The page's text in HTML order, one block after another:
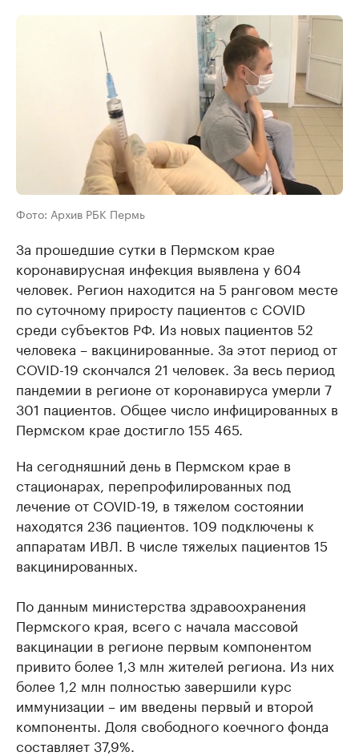
Фото: Архив РБК Пермь
За прошедшие сутки в Пермском крае
коронавирусная инфекция выявлена у 604
человек. Регион находится на 5 ранговом месте
по суточному приросту пациентов с COVID
среди субъектов РФ. Из новых пациентов 52
человека – вакцинированные. За этот период от
COVID-19 скончался 21 человек. За весь период
пандемии в регионе от коронавируса умерли 7
301 пациентов. Общее число инфицированных в
Пермском крае достигло 155 465.
На сегодняшний день в Пермском крае в
стационарах, перепрофилированных под
лечение от COVID-19, в тяжелом состоянии
находятся 236 пациентов. 109 подключены к
аппаратам ИВЛ. В числе тяжелых пациентов 15
вакцинированных.
По данным министерства здравоохранения
Пермского края, всего с начала массовой
вакцинации в регионе первым компонентом
привито более 1,3 млн жителей региона. Из них
более 1,2 млн полностью завершили курс
иммунизации – им введены первый и второй
компоненты. Доля свободного коечного фонда
составляет 37,9%.